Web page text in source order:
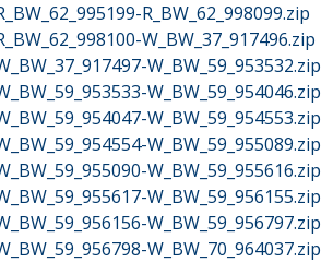
R_BW_62_998099.zip
W_BW_37_917496.zip
W_BW_59_953532.zip
W_BW_59_954046.zip
W_BW_59_954553.zip
W_BW_59_955089.zip
W_BW_59_955616.zip
W_BW_59_956155.zip
W_BW_59_956797.zip
W_BW_70_964037.zip